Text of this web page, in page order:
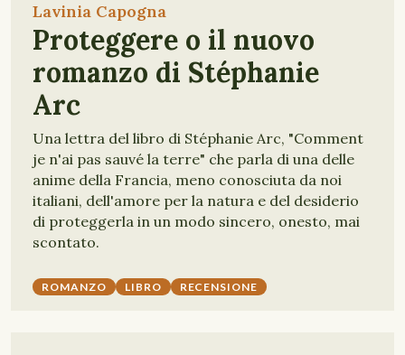
Lavinia Capogna
Proteggere o il nuovo
romanzo di Stéphanie
Arc
Una lettra del libro di Stéphanie Arc, "Comment
je n'ai pas sauvé la terre" che parla di una delle
anime della Francia, meno conosciuta da noi
italiani, dell'amore per la natura e del desiderio
di proteggerla in un modo sincero, onesto, mai
scontato.
ROMANZO LIBRO RECENSIONE